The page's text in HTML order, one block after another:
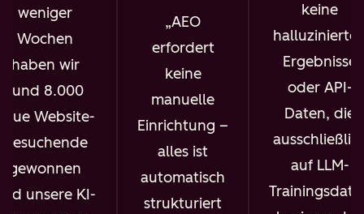
weniger
Wochen
haben wir
rund 8.000
Website-
Besuchende
gewonnen
unsere KI-
AEO
erfordert
keine
manuelle
Einrichtung –
alles ist
automatisch
strukturiert
keine
Ergebnisse
oder API-
Daten, die
auf LLM-